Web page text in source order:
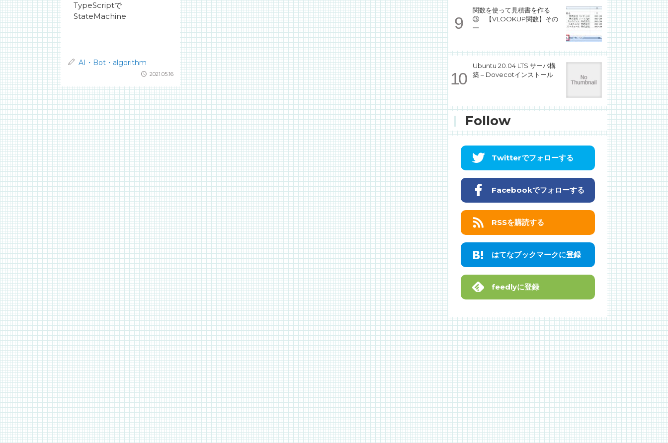
TypeScriptで
StateMachine
AI・Bot・algorithm
2021.05.16
関数を使って見積書を作る
③ 【VLOOKUP関数】その
一
Ubuntu 20.04 LTS サーバ構
築 – Dovecotインストール
Follow
Twitterでフォローする
Facebookでフォローする
RSSを購読する
はてなブックマークに登録
feedlyに登録